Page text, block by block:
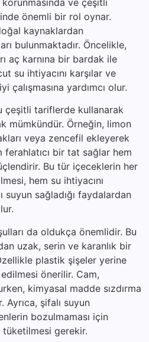
önemli bir rol oynar.
kaynaklardan
bulunmaktadır. Öncelikle,
aç karnına bir bardak ile
su ihtiyacını karşılar ve
çalışmasına yardımcı olur.
çeşitli tariflerde kullanarak
mümkündür. Örneğin, limon
veya zencefil ekleyerek
ferahlatıcı bir tat sağlar hem
Bu tür içeceklerin her
hem su ihtiyacını
suyun sağladığı faydalardan
da oldukça önemlidir. Bu
uzak, serin ve karanlık bir
plastik şişeler yerine
önerilir. Cam,
kimyasal madde sızdırma
Ayrıca, şifalı suyun
bozulmaması için
gerekir.